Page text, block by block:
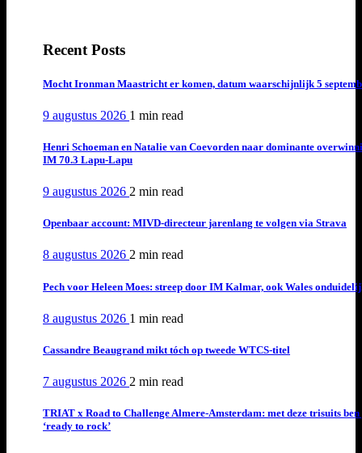
Recent Posts
Mocht Ironman Maastricht er komen, datum waarschijnlijk 5
9 augustus 2026 1 min read
Henri Schoeman en Natalie van Coevorden naar dominante
IM 70.3 Lapu-Lapu
9 augustus 2026 2 min read
Openbaar account: MIVD-directeur jarenlang te volgen via Strava
8 augustus 2026 2 min read
Pech voor Heleen Moes: streep door IM Kalmar, ook Wales
8 augustus 2026 1 min read
Cassandre Beaugrand mikt tóch op tweede WTCS-titel
7 augustus 2026 2 min read
TRIAT x Road to Challenge Almere-Amsterdam: met deze trisuits ben
‘ready to rock’